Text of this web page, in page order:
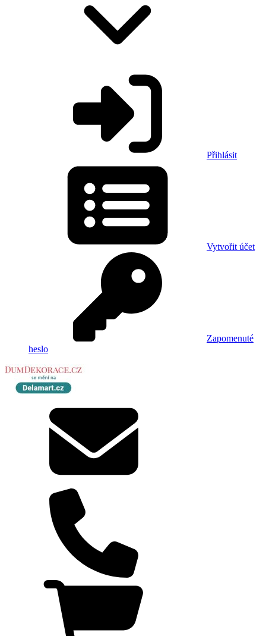
Přihlásit
Vytvořit účet
Zapomenuté
heslo